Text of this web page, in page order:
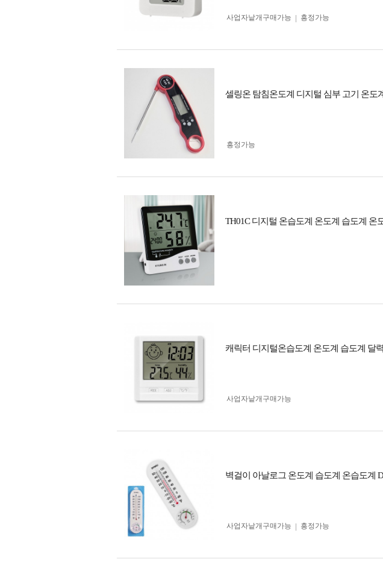
사업자 낱개구매가능 흥정가능
셀링온 탐침온도계 디지털 심부 고기 온도계
흥정가능
TH01C 디지털 온습도계 온도계 습도계 온
캐릭터 디지털온습도계 온도계 습도계 달
사업자 낱개구매가능
벽걸이 아날로그 온도계 습도계 온습도계
사업자 낱개구매가능 흥정가능